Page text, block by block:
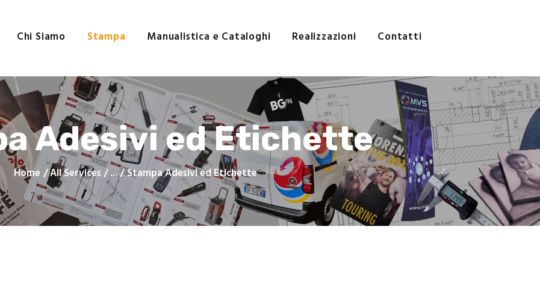
Chi Siamo Stampa Manualistica e Cataloghi Realizzazioni Contatti
Adesivi ed Etichette
Home All Services ... Stampa Adesivi ed Etichette
Stampa
Realizzazioni
Contatti